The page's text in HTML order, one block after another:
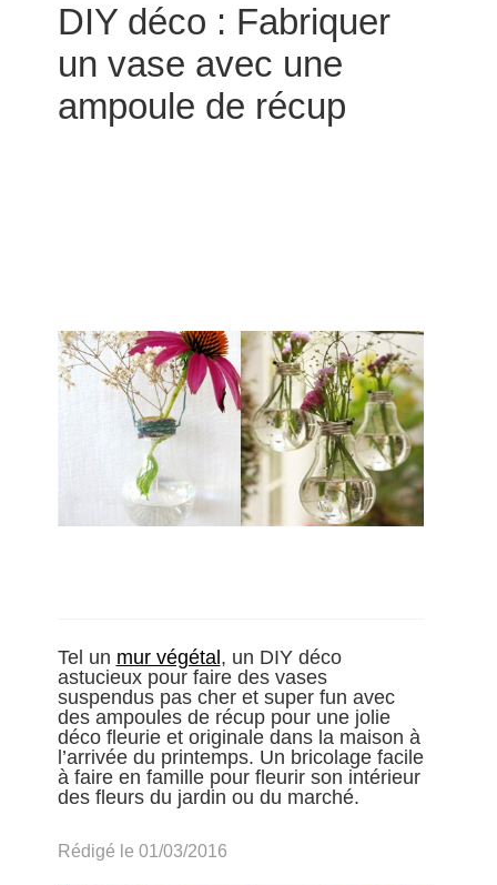
DIY déco : Fabriquer
un vase avec une
ampoule de récup
Tel un mur végétal , un DIY déco
astucieux pour faire des vases
suspendus pas cher et super fun avec
des ampoules de récup pour une jolie
déco fleurie et originale dans la maison à
l’arrivée du printemps. Un bricolage facile
à faire en famille pour fleurir son intérieur
des fleurs du jardin ou du marché.
Rédigé le 01/03/2016